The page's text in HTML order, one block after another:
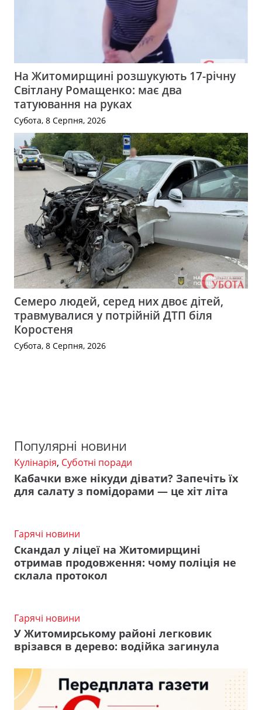
На Житомирщині розшукують 17-річну
Світлану Ромащенко: має два
татуювання на руках
Субота, 8 Серпня, 2026
Семеро людей, серед них двоє дітей,
травмувалися у потрійній ДТП біля
Коростеня
Субота, 8 Серпня, 2026
Популярні новини
Кулінарія, Суботні поради
Кабачки вже нікуди дівати? Запечіть їх
для салату з помідорами — це хіт літа
Гарячі новини
Скандал у ліцеї на Житомирщині
отримав продовження: чому поліція не
склала протокол
Гарячі новини
У Житомирському районі легковик
врізався в дерево: водійка загинула